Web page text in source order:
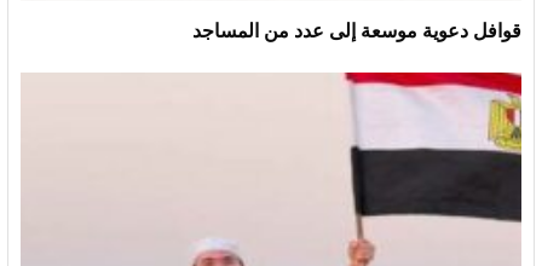
قوافل دعوية موسعة إلى عدد من المساجد